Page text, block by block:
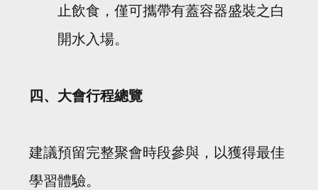
止飲食，僅可攜帶有蓋容器盛裝之白
開水入場。
四、大會行程總覽
建議預留完整聚會時段參與，以獲得最佳
學習體驗。